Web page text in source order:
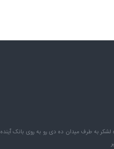
لشکر به طرف میدان ده دی رو به روی بانک ٱینده